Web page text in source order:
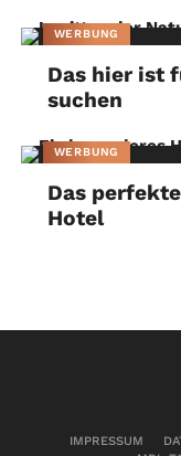
WERBUNG
Das hier ist
suchen
WERBUNG
Das
Hotel
IMPRESSUM